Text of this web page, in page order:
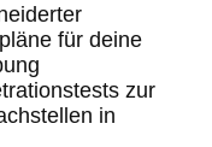
für deine
zur
in